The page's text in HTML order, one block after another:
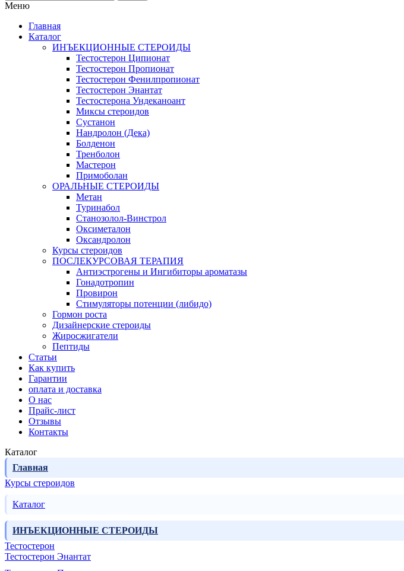
Меню
Главная
Каталог
ИНЪЕКЦИОННЫЕ СТЕРОИДЫ
Тестостерон Ципионат
Тестостерон Пропионат
Тестостерон Фенилпропионат
Тестостерон Энантат
Тестостерона Ундеканоант
Миксы стероидов
Сустанон
Нандролон (Дека)
Болденон
Тренболон
Мастерон
Примоболан
ОРАЛЬНЫЕ СТЕРОИДЫ
Метан
Туринабол
Станозолол-Винстрол
Оксиметалон
Оксандролон
Курсы стероидов
ПОСЛЕКУРСОВАЯ ТЕРАПИЯ
Антиэстрогены и Ингибиторы ароматазы
Гонадотропин
Провирон
Стимуляторы потенции (либидо)
Гормон роста
Дизайнерские стероиды
Жиросжигатели
Пептиды
Статьи
Как купить
Гарантии
оплата и доставка
О нас
Прайс-лист
Отзывы
Контакты
Каталог
Главная
Курсы стероидов
Каталог
ИНЪЕКЦИОННЫЕ СТЕРОИДЫ
Тестостерон
Тестостерон Энантат